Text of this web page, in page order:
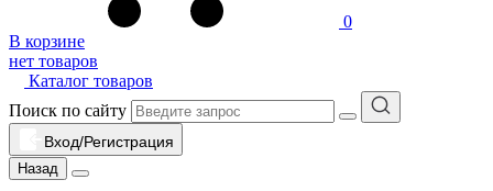
0
В корзине
нет товаров
Каталог товаров
Поиск по сайту
Вход/Регистрация
Назад